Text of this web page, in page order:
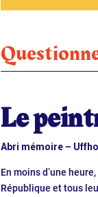
Le
Abri mémoire –
En moins d’une
République et tous